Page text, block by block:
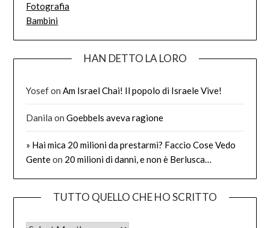
Fotografia
Bambini
HAN DETTO LA LORO
YosefonAm Israel Chai! Il popolo di Israele Vive!
Danila onGoebbels aveva ragione
» Hai mica 20 milioni da prestarmi? Faccio Cose Vedo
Genteon 20 milioni di danni, e non è Berlusca…
TUTTO QUELLO CHE HO SCRITTO